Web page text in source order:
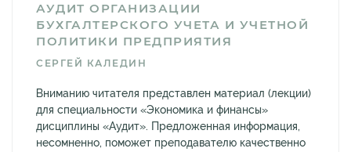
АУДИТ ОРГАНИЗАЦИИ
БУХГАЛТЕРСКОГО УЧЕТА И УЧЕТНОЙ
ПОЛИТИКИ ПРЕДПРИЯТИЯ
СЕРГЕЙ КАЛЕДИН
Вниманию читателя представлен материал (лекции)
для специальности «Экономика и финансы»
дисциплины «Аудит». Предложенная информация,
несомненно, поможет преподавателю качественно